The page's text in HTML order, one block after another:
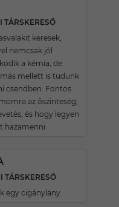
TÁRSKERESŐ
keresek,
nemcsak jól
a kémia, de
mellett is tudunk
csendben. Fontos
az őszinteség,
és hogy legyen
hazamenni.
TÁRSKERESŐ
egy cigánylány